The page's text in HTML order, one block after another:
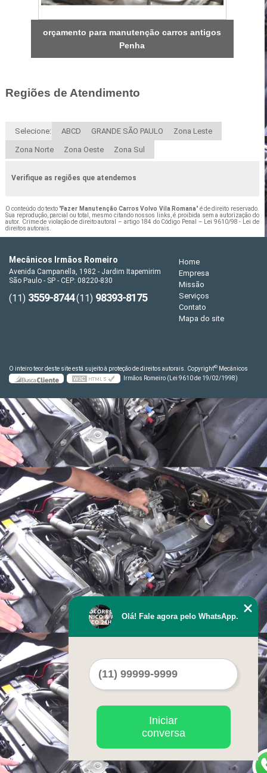
orçamento para manutenção carros antigos
Penha
Regiões de Atendimento
Selecione: ABCD GRANDE SÃO PAULO Zona Leste
Zona Norte Zona Oeste Zona Sul
Verifique as regiões que atendemos
O conteúdo do texto "Fazer Manutenção Carros Volvo Vila Romana" é de direito reservado.
Sua reprodução, parcial ou total, mesmo citando nossos links, é proibida sem a autorização do
autor. Crime de violação de direito autoral – artigo 184 do Código Penal – Lei 9610/98 - Lei de
direitos autorais.
Mecânicos Irmãos Romeiro
Avenida Campanella, 1982 - Jardim Itapemirim
São Paulo - SP - CEP: 08220-830
(11) 3559-8744(11) 98393-8175
Home
Empresa
Missão
Serviços
Contato
Mapa do site
O inteiro teor deste site está sujeito à proteção de direitos autorais. Copyright© Mecânicos
Irmãos Romeiro (Lei 9610 de 19/02/1998)
Olá! Fale agora pelo WhatsApp.
Iniciar
conversa